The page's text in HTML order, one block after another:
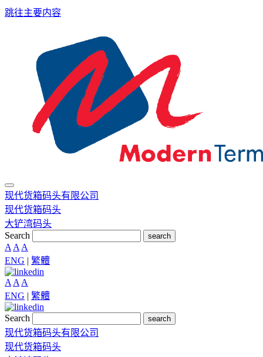
跳往主要内容
现代货箱码头有限公司
现代货箱码头
大铲湾码头
Search
search
A A A
ENG | 繁體
A A A
ENG | 繁體
Search search
现代货箱码头有限公司
现代货箱码头